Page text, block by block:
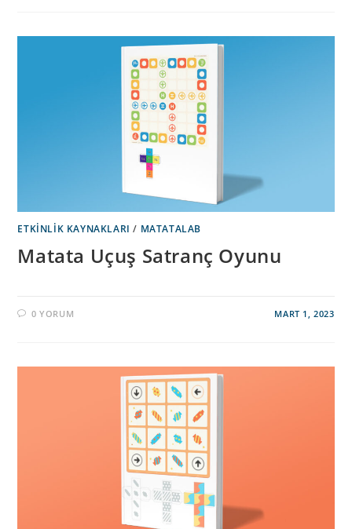
ETKINLIK KAYNAKLARI / MATATALAB
Matata Uçuş Satranç Oyunu
0 YORUM MART 1, 2023